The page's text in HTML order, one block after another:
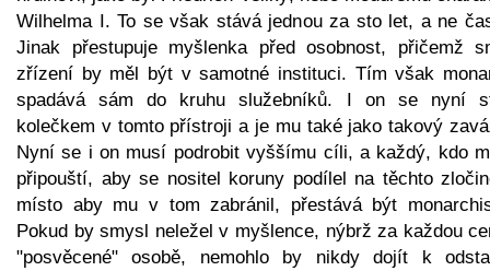
Wilhelma I. To se však stává jednou za sto let, a ne
Jinak přestupuje myšlenka před osobnost, přičemž
zřízení by měl být v samotné instituci. Tím však
spadává sám do kruhu služebníků. I on se nyní
kolečkem v tomto přístroji a je mu také jako takový
Nyní se i on musí podrobit vyššímu cíli, a každý, kdo
připouští, aby se nositel koruny podílel na těchto
místo aby mu v tom zabránil, přestává být
Pokud by smysl neležel v myšlence, nýbrž za každou
"posvěcené" osobě, nemohlo by nikdy dojít k